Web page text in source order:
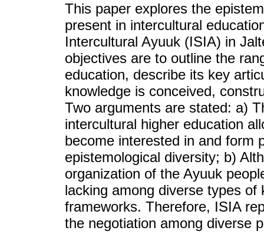
This paper explores the
present in intercultural
Intercultural Ayuuk (ISIA) in
objectives are to outline the
education, describe its key
knowledge is conceived,
Two arguments are stated: a)
intercultural higher education
become interested in and form
epistemological diversity; b)
organization of the Ayuuk
lacking among diverse types of
frameworks. Therefore, ISIA
the negotiation among diverse